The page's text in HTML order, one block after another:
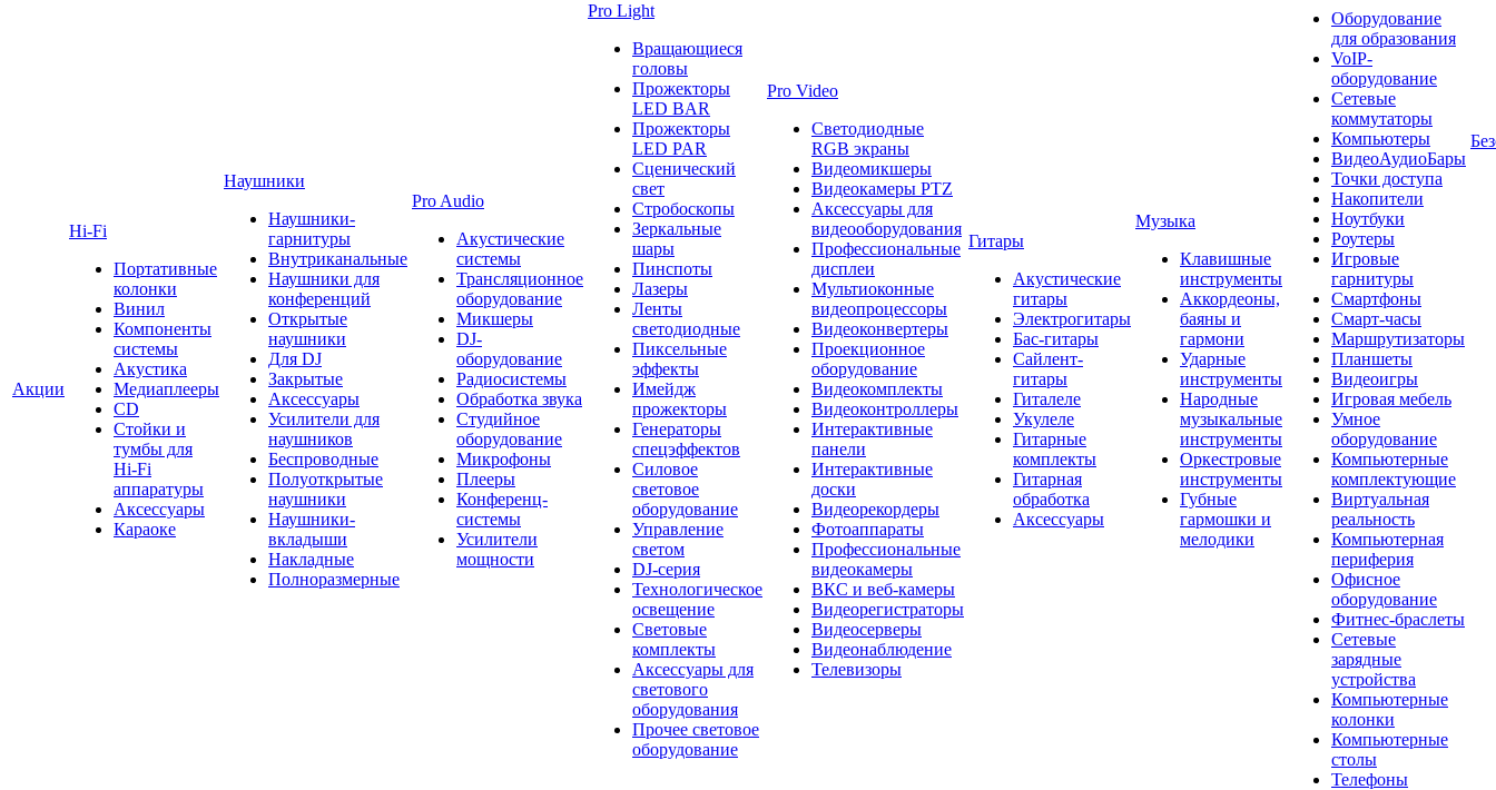
Акции
Hi-Fi
Портативные
колонки
Винил
Компоненты
системы
Акустика
Медиаплееры
CD
Стойки и
тумбы для
Hi-Fi
аппаратуры
Аксессуары
Караоке
Наушники
Наушники-
гарнитуры
Внутриканальные
Наушники для
конференций
Открытые
наушники
Для DJ
Закрытые
Аксессуары
Усилители для
наушников
Беспроводные
Полуоткрытые
наушники
Наушники-
вкладыши
Накладные
Полноразмерные
Pro Audio
Акустические
системы
Трансляционное
оборудование
Микшеры
DJ-
оборудование
Радиосистемы
Обработка звука
Студийное
оборудование
Микрофоны
Плееры
Конференц-
системы
Усилители
мощности
Pro Light
Вращающиеся
головы
Прожекторы
LED BAR
Прожекторы
LED PAR
Сценический
свет
Стробоскопы
Зеркальные
шары
Пинспоты
Лазеры
Ленты
светодиодные
Пиксельные
эффекты
Имейдж
прожекторы
Генераторы
спецэффектов
Силовое
световое
оборудование
Управление
светом
DJ-серия
Технологическое
освещение
Световые
комплекты
Аксессуары для
светового
оборудования
Прочее световое
оборудование
Pro Video
Светодиодные
RGB экраны
Видеомикшеры
Видеокамеры PTZ
Аксессуары для
видеооборудования
Профессиональные
дисплеи
Мультиоконные
видеопроцессоры
Видеоконвертеры
Проекционное
оборудование
Видеокомплекты
Видеоконтроллеры
Интерактивные
панели
Интерактивные
доски
Видеорекордеры
Фотоаппараты
Профессиональные
видеокамеры
ВКС и веб-камеры
Видеорегистраторы
Видеосерверы
Видеонаблюдение
Телевизоры
Гитары
Акустические
гитары
Электрогитары
Бас-гитары
Сайлент-
гитары
Гиталеле
Укулеле
Гитарные
комплекты
Гитарная
обработка
Аксессуары
Музыка
Клавишные
инструменты
Аккордеоны,
баяны и
гармони
Ударные
инструменты
Народные
музыкальные
инструменты
Оркестровые
инструменты
Губные
гармошки и
мелодики
Оборудование
для образования
VoIP-
оборудование
Сетевые
коммутаторы
Компьютеры
ВидеоАудиоБары
Точки доступа
Накопители
Ноутбуки
Роутеры
Игровые
гарнитуры
Смартфоны
Смарт-часы
Маршрутизаторы
Планшеты
Видеоигры
Игровая мебель
Умное
оборудование
Компьютерные
комплектующие
Виртуальная
реальность
Компьютерная
периферия
Офисное
оборудование
Фитнес-браслеты
Сетевые
зарядные
устройства
Компьютерные
колонки
Компьютерные
столы
Телефоны